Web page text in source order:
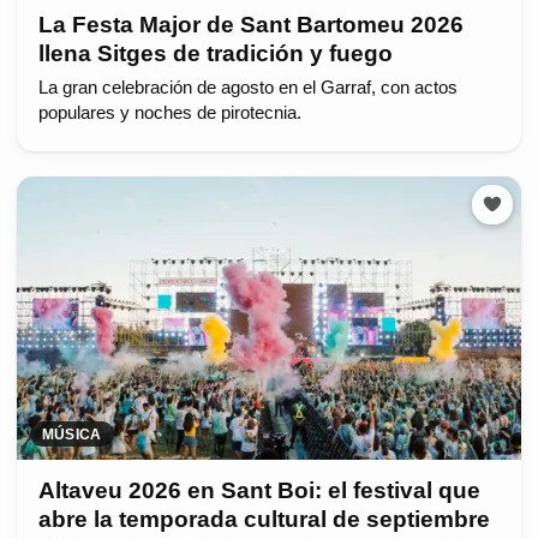
La Festa Major de Sant Bartomeu 2026
llena Sitges de tradición y fuego
La gran celebración de agosto en el Garraf, con actos
populares y noches de pirotecnia.
MÚSICA
Altaveu 2026 en Sant Boi: el festival que
abre la temporada cultural de septiembre